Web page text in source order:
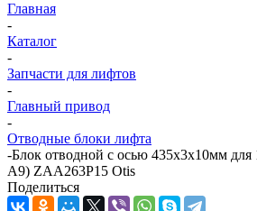
Главная
-
Каталог
-
Запчасти для лифтов
-
Главный привод
-
Отводные блоки лифта
-Блок отводной с осью 435х3х10мм
A9) ZAA263P15 Otis
Поделиться